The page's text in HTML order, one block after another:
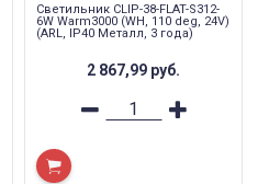
Светильник CLIP-38-FLAT-S312-
6W Warm3000 (WH, 110 deg, 24V)
(ARL, IP40 Металл, 3 года)
2 867,99 руб.